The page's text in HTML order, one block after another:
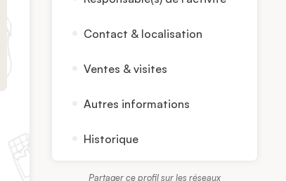
Contact & localisation
Ventes & visites
Autres informations
Historique
Partager ce profil sur les réseaux